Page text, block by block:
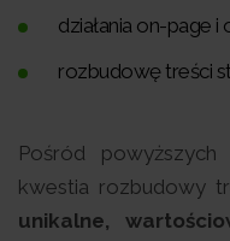
działania on-page
rozbudowę treści
Pośród
kwestia rozbudowy
unikalne,